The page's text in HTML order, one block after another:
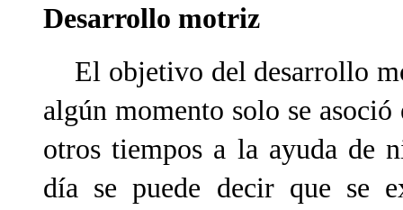
Desarrollo motriz
El objetivo del desarrollo
algún momento solo se
otros tiempos a la ayuda de
día se puede decir que se